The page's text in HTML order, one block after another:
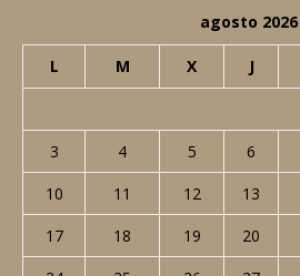
agosto 2026
L M X J
3
4 5 6
10
11 12 13
17
18 19 20